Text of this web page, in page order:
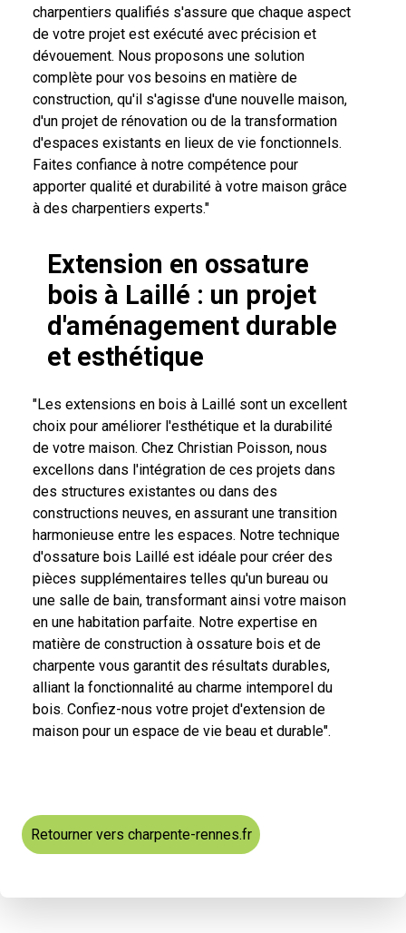
charpentiers qualifiés s'assure que chaque aspect
de votre projet est exécuté avec précision et
dévouement. Nous proposons une solution
complète pour vos besoins en matière de
construction, qu'il s'agisse d'une nouvelle maison,
d'un projet de rénovation ou de la transformation
d'espaces existants en lieux de vie fonctionnels.
Faites confiance à notre compétence pour
apporter qualité et durabilité à votre maison grâce
à des charpentiers experts."
Extension en ossature
bois à Laillé : un projet
d'aménagement durable
et esthétique
"Les extensions en bois à Laillé sont un excellent
choix pour améliorer l'esthétique et la durabilité
de votre maison. Chez Christian Poisson, nous
excellons dans l'intégration de ces projets dans
des structures existantes ou dans des
constructions neuves, en assurant une transition
harmonieuse entre les espaces. Notre technique
d'ossature bois Laillé est idéale pour créer des
pièces supplémentaires telles qu'un bureau ou
une salle de bain, transformant ainsi votre maison
en une habitation parfaite. Notre expertise en
matière de construction à ossature bois et de
charpente vous garantit des résultats durables,
alliant la fonctionnalité au charme intemporel du
bois. Confiez-nous votre projet d'extension de
maison pour un espace de vie beau et durable".
Retourner vers charpente-rennes.fr